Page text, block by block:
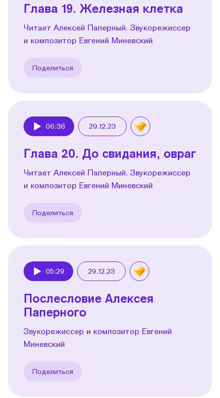
Глава 19. Железная клетка
Читает Алексей Паперный. Звукорежиссер
и композитор Евгений Миневский
Поделиться
06:36 29.12.23
Глава 20. До свидания, овраг
Читает Алексей Паперный. Звукорежиссер
и композитор Евгений Миневский
Поделиться
05:29 29.12.23
Послесловие Алексея
Паперного
Звукорежиссер и композитор Евгений
Миневский
Поделиться